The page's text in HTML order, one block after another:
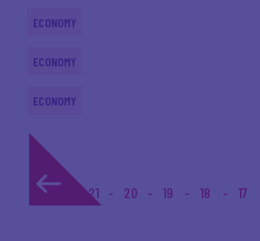
ECONOMY
ECONOMY
ECONOMY
1... 21 20 19 18 17